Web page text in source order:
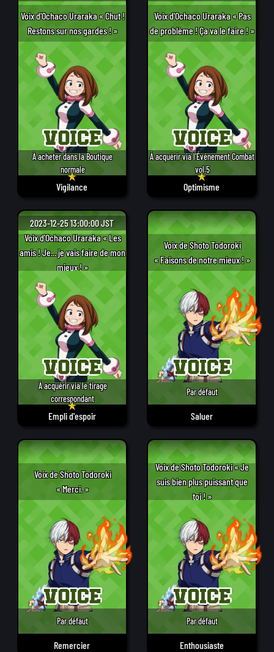
Vigilance
À acheter dans la Boutique
normale
Voix d'Ochaco Uraraka « Chut !
Restons sur nos gardes ! »
Optimisme
À acquérir via l'Événement Combat
vol.5
Voix d'Ochaco Uraraka « Pas
de problème ! Ça va le faire ! »
Empli d'espoir
2023-12-25 13:00:00 JST
À acquérir via le tirage
correspondant
Voix d'Ochaco Uraraka « Les
amis ! Je... je vais faire de mon
mieux ! »
Saluer
Par défaut
Voix de Shoto Todoroki
« Faisons de notre mieux ! »
Remercier
Par défaut
Voix de Shoto Todoroki
« Merci. »
Enthousiaste
Par défaut
Voix de Shoto Todoroki « Je
suis bien plus puissant que
toi ! »